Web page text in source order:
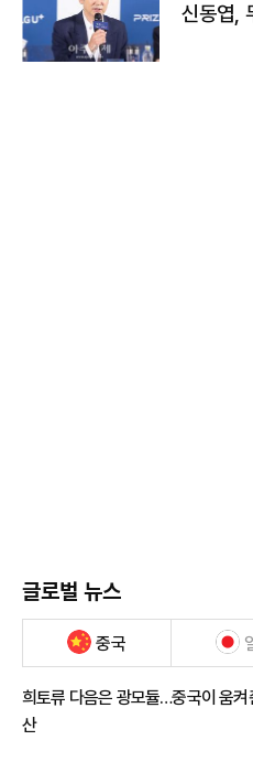
신동엽,
글로벌 뉴스
중국
희토류 다음은 광모듈…중국이 움켜
산